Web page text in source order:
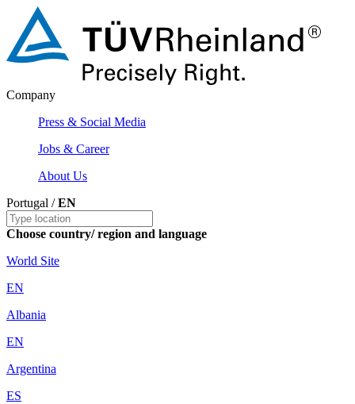
Company
Press & Social Media
Jobs & Career
About Us
Portugal /EN
Choose country/ region and language
World Site
EN
Albania
EN
Argentina
ES